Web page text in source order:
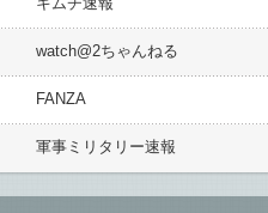
watch@2ちゃんねる
FANZA
軍事ミリタリー速報